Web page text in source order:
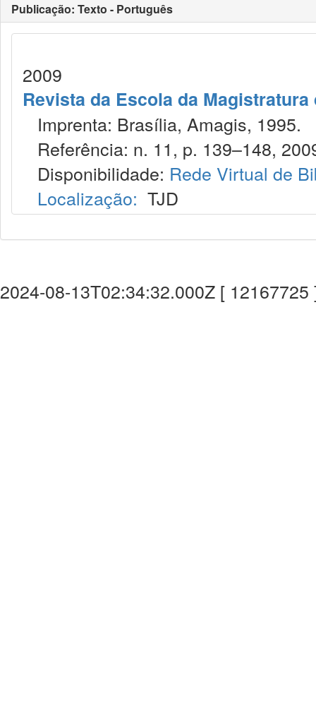
Publicação: Texto - Português
2009
Revista da Escola da
Imprenta: Brasília, Amagis, 1995.
Referência: n. 11, p. 139–148,
Disponibilidade: Rede Virtual de
Localização: TJD
2024-08-13T02:34:32.000Z [ 12167725